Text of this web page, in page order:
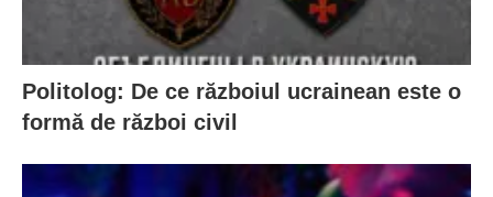
Politolog: De ce războiul ucrainean este o
formă de război civil